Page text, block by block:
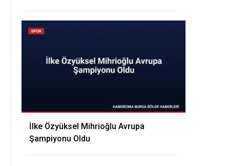
İlke Özyüksel Mihrioğlu Avrupa
Şampiyonu Oldu